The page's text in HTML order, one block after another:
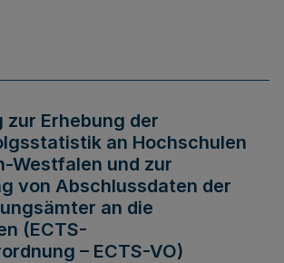
zur Erhebung der
an Hochschulen
Westfalen und zur
von Abschlussdaten der
an die
(ECTS-
– ECTS-VO)